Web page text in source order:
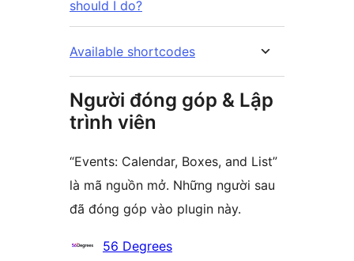
should I do?
Available shortcodes
Người đóng góp & Lập
trình viên
“Events: Calendar, Boxes, and List”
là mã nguồn mở. Những người sau
đã đóng góp vào plugin này.
Những56 Degrees